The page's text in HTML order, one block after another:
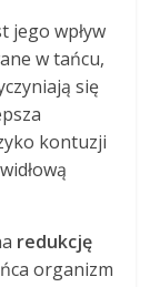
jego wpływ
w tańcu,
się
kontuzji
redukcję
organizm